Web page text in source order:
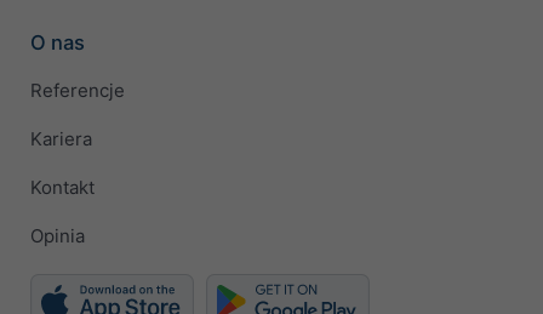
O nas
Referencje
Kariera
Kontakt
Opinia